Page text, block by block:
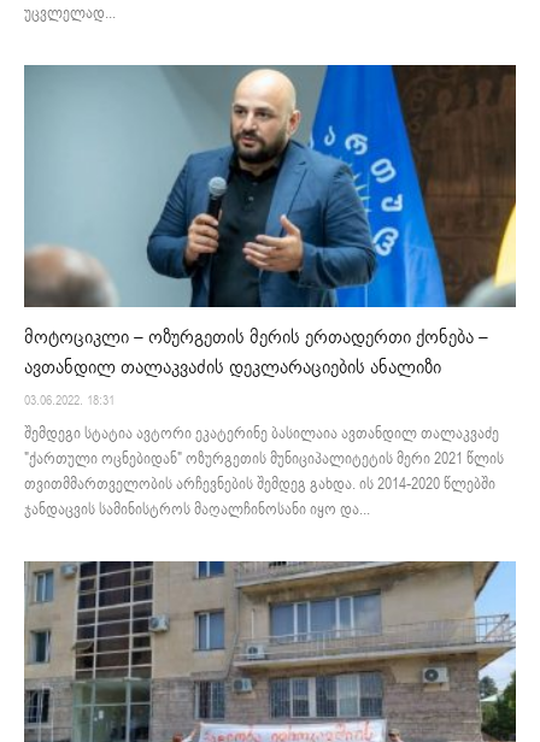
უცვლელად...
მოტოციკლი – ოზურგეთის მერის ერთადერთი ქონება –
ავთანდილ თალაკვაძის დეკლარაციების ანალიზი
03.06.2022. 18:31
შემდეგი სტატია ავტორი ეკატერინე ბასილაია ავთანდილ თალაკვაძე
"ქართული ოცნებიდან" ოზურგეთის მუნიციპალიტეტის მერი 2021 წლის
თვითმმართველობის არჩევნების შემდეგ გახდა. ის 2014-2020 წლებში
ჯანდაცვის სამინისტროს მაღალჩინოსანი იყო და...